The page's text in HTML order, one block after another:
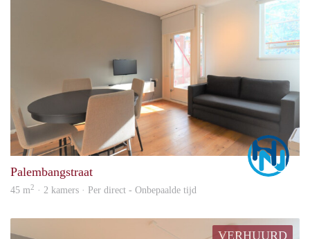
Palembangstraat
45 m2 · 2 kamers · Per direct - Onbepaalde tijd
VERHUURD